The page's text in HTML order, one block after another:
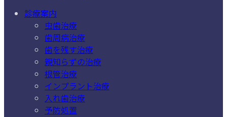
診療案内
虫歯治療
歯周病治療
歯を残す治療
親知らずの治療
根管治療
インプラント治療
入れ歯治療
予防処置